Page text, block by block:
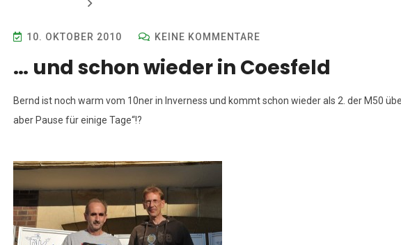
10. OKTOBER 2010 KEINE KOMMENTARE
… und schon wieder in Coesfeld
Bernd ist noch warm vom 10ner in Inverness und kommt schon wieder als 2. der M50
aber Pause für einige Tage“!?